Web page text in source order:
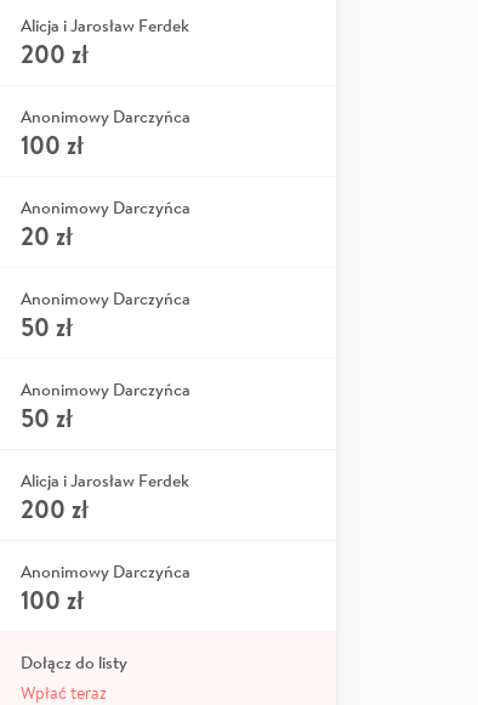
Alicja i Jarosław Ferdek
200 zł
Anonimowy Darczyńca
100 zł
Anonimowy Darczyńca
20 zł
Anonimowy Darczyńca
50 zł
Anonimowy Darczyńca
50 zł
Alicja i Jarosław Ferdek
200 zł
Anonimowy Darczyńca
100 zł
Dołącz do listy
Wpłać teraz